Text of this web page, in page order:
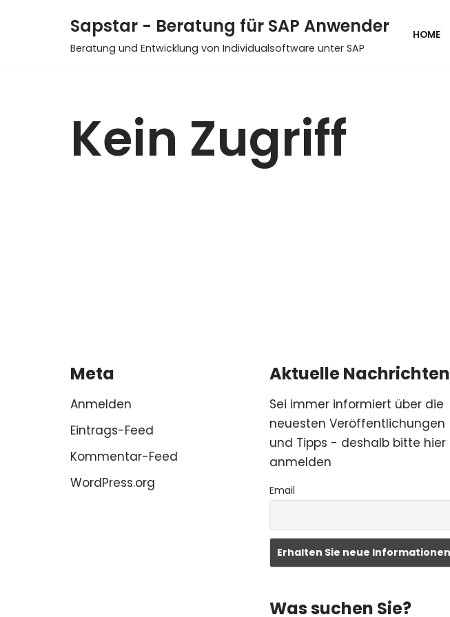
Sapstar - Beratung für SAP Anwender
Beratung und Entwicklung von Individualsoftware unter SAP
HOME
Kein Zugriff
Meta
Anmelden
Eintrags-Feed
Kommentar-Feed
WordPress.org
Aktuelle Nachrichten
Sei immer informiert über die
neuesten Veröffentlichungen
und Tipps - deshalb bitte hier
anmelden
Email
Was suchen Sie?